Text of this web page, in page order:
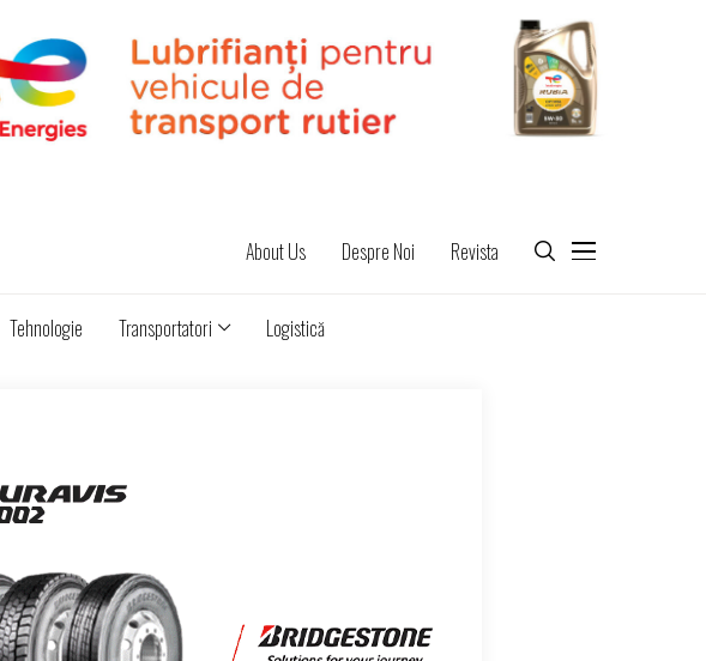
About Us Despre Noi Revista
Tehnologie Transportatori Logistică